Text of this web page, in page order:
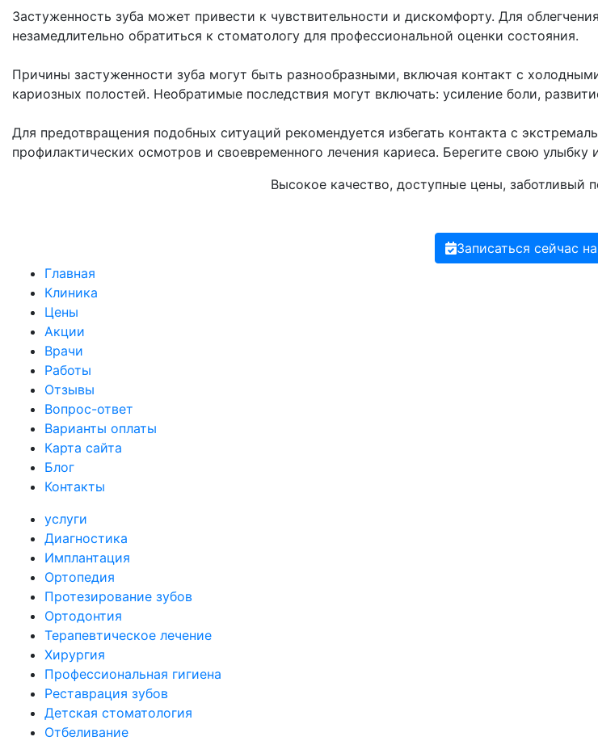
Застуженность зуба может привести к чувствительности и дискомфорту. Для
незамедлительно обратиться к стоматологу для профессиональной оценки состояния.
Причины застуженности зуба могут быть разнообразными, включая контакт с
кариозных полостей. Необратимые последствия могут включать: усиление боли,
Для предотвращения подобных ситуаций рекомендуется избегать контакта с
профилактических осмотров и своевременного лечения кариеса. Берегите свою улыбку
Высокое качество, доступные цены, заботливый
Записаться сейчас
Главная
Клиника
Цены
Акции
Врачи
Работы
Отзывы
Вопрос-ответ
Варианты оплаты
Карта сайта
Блог
Контакты
услуги
Диагностика
Имплантация
Ортопедия
Протезирование зубов
Ортодонтия
Терапевтическое лечение
Хирургия
Профессиональная гигиена
Реставрация зубов
Детская стоматология
Отбеливание